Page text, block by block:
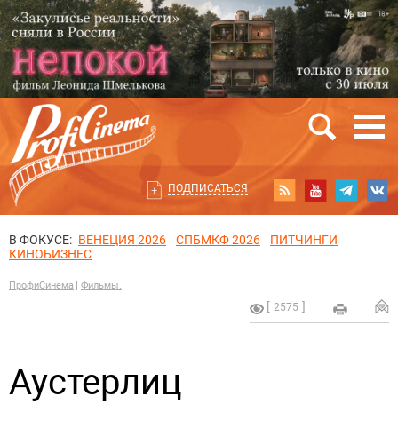
ПОДПИСАТЬСЯ
В ФОКУСЕ: ВЕНЕЦИЯ 2026 СПБМКФ 2026
ПИТЧИНГИ
КИНОБИЗНЕС
ПрофиСинема Фильмы.
2575
Аустерлиц